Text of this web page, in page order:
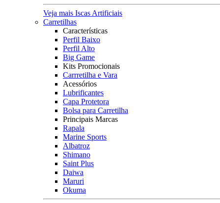
Veja mais Iscas Artificiais
Carretilhas
Características
Perfil Baixo
Perfil Alto
Big Game
Kits Promocionais
Carrretilha e Vara
Acessórios
Lubrificantes
Capa Protetora
Bolsa para Carretilha
Principais Marcas
Rapala
Marine Sports
Albatroz
Shimano
Saint Plus
Daiwa
Maruri
Okuma